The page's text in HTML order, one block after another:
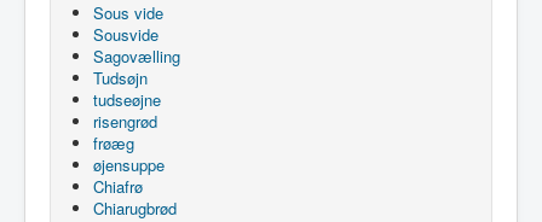
Sous vide
Sousvide
Sagovælling
Tudsøjn
tudseøjne
risengrød
frøæg
øjensuppe
Chiafrø
Chiarugbrød